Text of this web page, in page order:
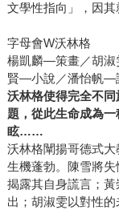
文學性指向」，因其
字母會W沃林格
楊凱麟—策畫／胡淑
賢—小說／潘怡帆—
沃林格使得完全不
題，從此生命成為
眩……
沃林格闡揚哥德式
生機蓬勃。陳雪將
揭露其自身謊言；
出；胡淑雯以對性